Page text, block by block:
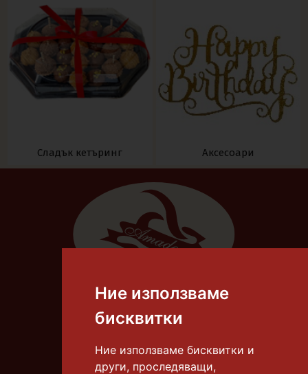
Ние използваме
бисквитки
Ние използваме бисквитки и
други, проследяващи,
Сладък кетъринг Аксесоари
Тел.:087 8306 668
E-mail:info@tortiamadeus.com